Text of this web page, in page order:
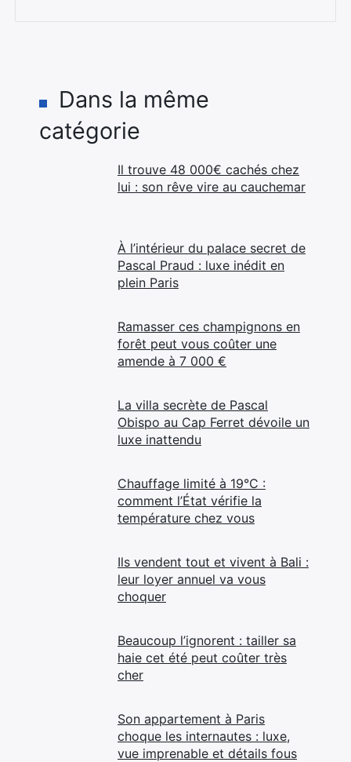
Dans la même
catégorie
Il trouve 48 000€ cachés chez
lui : son rêve vire au cauchemar
À l’intérieur du palace secret de
Pascal Praud : luxe inédit en
plein Paris
Ramasser ces champignons en
forêt peut vous coûter une
amende à 7 000 €
La villa secrète de Pascal
Obispo au Cap Ferret dévoile un
luxe inattendu
Chauffage limité à 19°C :
comment l’État vérifie la
température chez vous
Ils vendent tout et vivent à Bali :
leur loyer annuel va vous
choquer
Beaucoup l’ignorent : tailler sa
haie cet été peut coûter très
cher
Son appartement à Paris
choque les internautes : luxe,
vue imprenable et détails fous